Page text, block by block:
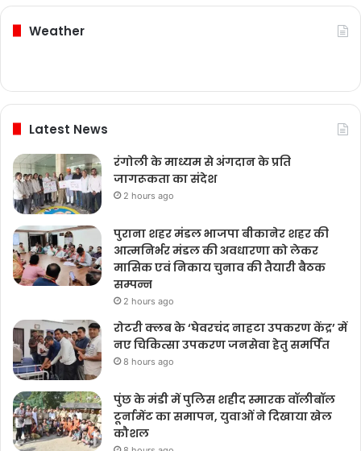
Weather
Latest News
रंगोली के माध्यम से अंगदान के प्रति
जागरूकता का संदेश
2 hours ago
पुराना शहर मंडल भाजपा बीकानेर शहर की
आत्मनिर्भर मंडल की अवधारणा को लेकर
मासिक एवं निकाय चुनाव की तैयारी बैठक
सम्पन्न
2 hours ago
रोटरी क्लब के ‘घेवरचंद नाहटा उपकरण केंद्र’ में
नए चिकित्सा उपकरण जनसेवा हेतु समर्पित
8 hours ago
पुंछ के मंडी में पुलिस शहीद स्मारक वॉलीबॉल
टूर्नामेंट का समापन, युवाओं ने दिखाया खेल
कौशल